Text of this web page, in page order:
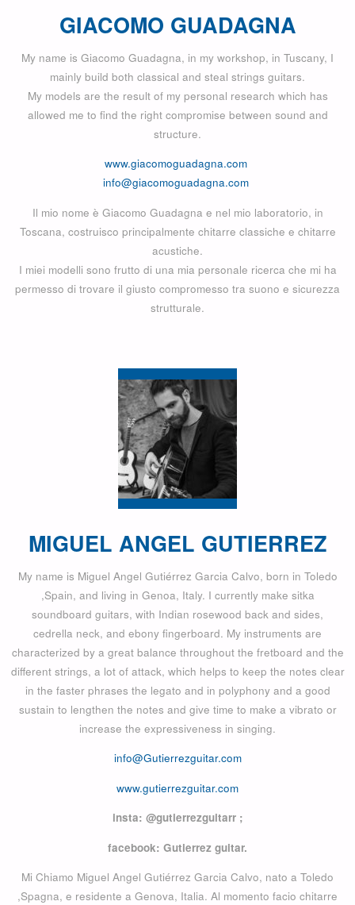
GIACOMO GUADAGNA
My name is Giacomo Guadagna, in my workshop, in Tuscany, I
mainly build both classical and steal strings guitars.
My models are the result of my personal research which has
allowed me to find the right compromise between sound and
structure.
www.giacomoguadagna.com
info@giacomoguadagna.com
Il mio nome è Giacomo Guadagna e nel mio laboratorio, in
Toscana, costruisco principalmente chitarre classiche e chitarre
acustiche.
I miei modelli sono frutto di una mia personale ricerca che mi ha
permesso di trovare il giusto compromesso tra suono e sicurezza
strutturale.
MIGUEL ANGEL GUTIERREZ
My name is Miguel Angel Gutiérrez Garcia Calvo, born in Toledo
,Spain, and living in Genoa, Italy. I currently make sitka
soundboard guitars, with Indian rosewood back and sides,
cedrella neck, and ebony fingerboard. My instruments are
characterized by a great balance throughout the fretboard and the
different strings, a lot of attack, which helps to keep the notes clear
in the faster phrases the legato and in polyphony and a good
sustain to lengthen the notes and give time to make a vibrato or
increase the expressiveness in singing.
info@Gutierrezguitar.com
www.gutierrezguitar.com
insta: @gutierrezguitarr ;
facebook: Gutierrez guitar.
Mi Chiamo Miguel Angel Gutiérrez Garcia Calvo, nato a Toledo
,Spagna, e residente a Genova, Italia. Al momento facio chitarre